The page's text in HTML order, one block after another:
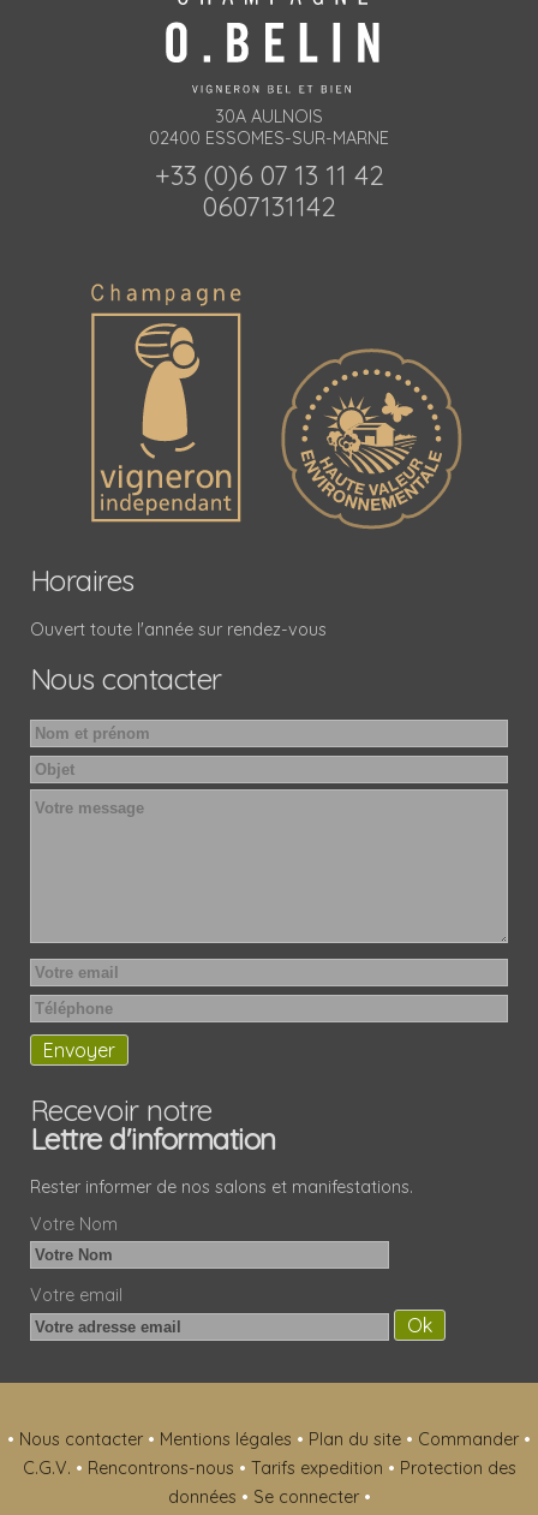
30A AULNOIS
02400 ESSOMES-SUR-MARNE
+33 (0)6 07 13 11 42
0607131142
Horaires
Ouvert toute l'année sur rendez-vous
Nous contacter
Recevoir notre
Lettre d'information
Rester informer de nos salons et manifestations.
Votre Nom
Votre email
• Nous contacter • Mentions légales • Plan du site • Commander •
C.G.V. • Rencontrons-nous • Tarifs expedition • Protection des
données • Se connecter •